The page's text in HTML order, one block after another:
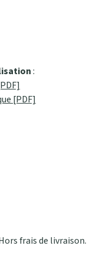
:
[PDF]
frais de livraison.